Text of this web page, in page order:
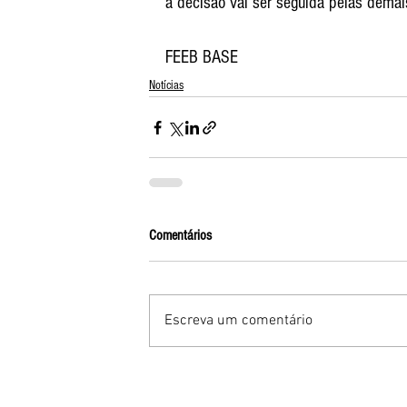
FEEB BASE
Notícias
Comentários
Escreva um comentário